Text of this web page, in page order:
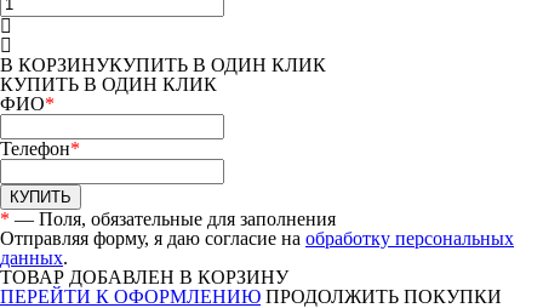
В КОРЗИНУКУПИТЬ В ОДИН КЛИК
КУПИТЬ В ОДИН КЛИК
ФИО*
Телефон*
КУПИТЬ
* — Поля, обязательные для заполнения
Отправляя форму, я даю согласие на обработку персональных
данных.
ТОВАР ДОБАВЛЕН В КОРЗИНУ
ПЕРЕЙТИ К ОФОРМЛЕНИЮ ПРОДОЛЖИТЬ ПОКУПКИ